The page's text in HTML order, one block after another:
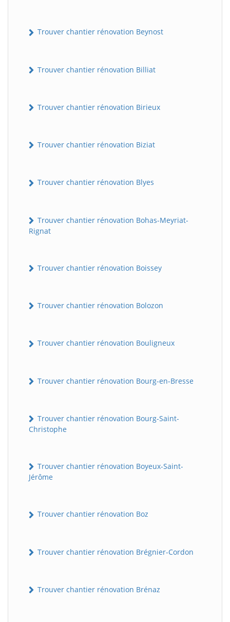
Trouver chantier rénovation Beynost
Trouver chantier rénovation Billiat
Trouver chantier rénovation Birieux
Trouver chantier rénovation Biziat
Trouver chantier rénovation Blyes
Trouver chantier rénovation Bohas-Meyriat-
Rignat
Trouver chantier rénovation Boissey
Trouver chantier rénovation Bolozon
Trouver chantier rénovation Bouligneux
Trouver chantier rénovation Bourg-en-Bresse
Trouver chantier rénovation Bourg-Saint-
Christophe
Trouver chantier rénovation Boyeux-Saint-
Jérôme
Trouver chantier rénovation Boz
Trouver chantier rénovation Brégnier-Cordon
Trouver chantier rénovation Brénaz